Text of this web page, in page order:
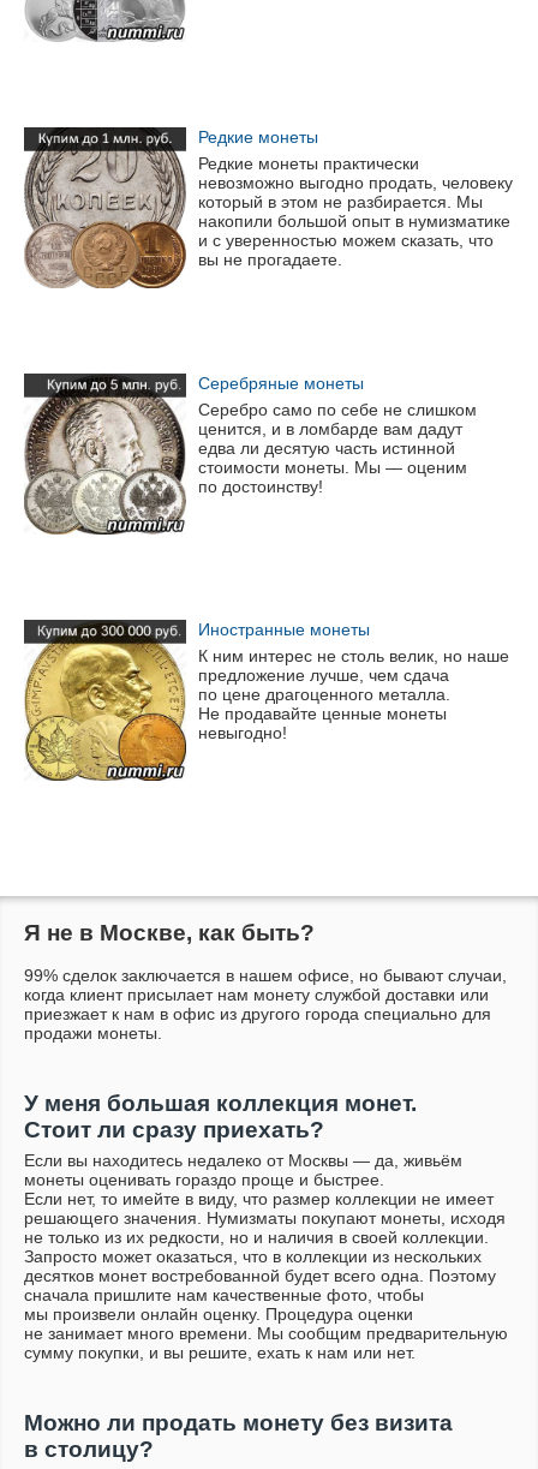
Редкие монеты
Редкие монеты практически
невозможно выгодно продать, человеку
который в этом не разбирается. Мы
накопили большой опыт в нумизматике
и с уверенностью можем сказать, что
вы не прогадаете.
Серебряные монеты
Серебро само по себе не слишком
ценится, и в ломбарде вам дадут
едва ли десятую часть истинной
стоимости монеты. Мы — оценим
по достоинству!
Иностранные монеты
К ним интерес не столь велик, но наше
предложение лучше, чем сдача
по цене драгоценного металла.
Не продавайте ценные монеты
невыгодно!
Я не в Москве, как быть?
99% сделок заключается в нашем офисе, но бывают случаи,
когда клиент присылает нам монету службой доставки или
приезжает к нам в офис из другого города специально для
продажи монеты.
У меня большая коллекция монет.
Стоит ли сразу приехать?
Если вы находитесь недалеко от Москвы — да, живьём
монеты оценивать гораздо проще и быстрее.
Если нет, то имейте в виду, что размер коллекции не имеет
решающего значения. Нумизматы покупают монеты, исходя
не только из их редкости, но и наличия в своей коллекции.
Запросто может оказаться, что в коллекции из нескольких
десятков монет востребованной будет всего одна. Поэтому
сначала пришлите нам качественные фото, чтобы
мы произвели онлайн оценку. Процедура оценки
не занимает много времени. Мы сообщим предварительную
сумму покупки, и вы решите, ехать к нам или нет.
Можно ли продать монету без визита
в столицу?